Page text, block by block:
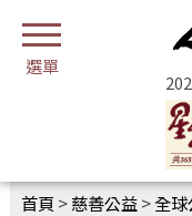
首頁 >慈善公益>全